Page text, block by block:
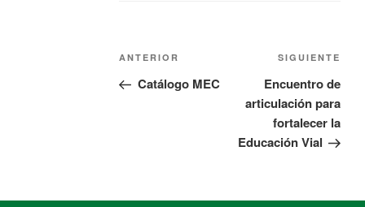
ANTERIOR
Catálogo MEC
SIGUIENTE
Encuentro de
articulación para
fortalecer la
Educación Vial